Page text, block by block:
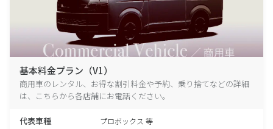
基本料金プラン（V1）
商用車のレンタル、お得な割引料金や予約、乗り捨てなどの詳細
は、こちらから各店舗にお電話ください。
代表車種 プロボックス 等